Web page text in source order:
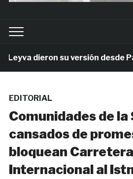
dieron su versión desde
EDITORIAL
Comunidades de la
cansados de
bloquean Carretera
Internacional al